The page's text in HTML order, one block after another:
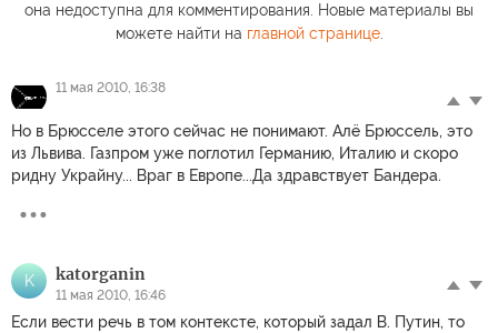
она недоступна для комментирования. Новые материалы вы
можете найти на главной странице.
11 мая 2010, 16:38
Но в Брюсселе этого сейчас не понимают. Алё Брюссель, это
из Львива. Газпром уже поглотил Германию, Италию и скоро
ридну Украйну... Враг в Европе...Да здравствует Бандера.
K katorganin
11 мая 2010, 16:46
Если вести речь в том контексте, который задал В. Путин, то